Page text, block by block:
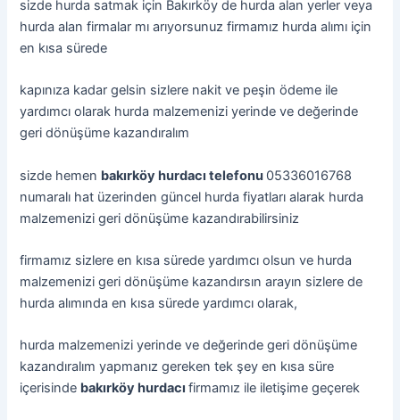
sizde hurda satmak için Bakırköy de hurda alan yerler veya
hurda alan firmalar mı arıyorsunuz firmamız hurda alımı için
en kısa sürede
kapınıza kadar gelsin sizlere nakit ve peşin ödeme ile
yardımcı olarak hurda malzemenizi yerinde ve değerinde
geri dönüşüme kazandıralım
sizde hemen bakırköy hurdacı telefonu 05336016768
numaralı hat üzerinden güncel hurda fiyatları alarak hurda
malzemenizi geri dönüşüme kazandırabilirsiniz
firmamız sizlere en kısa sürede yardımcı olsun ve hurda
malzemenizi geri dönüşüme kazandırsın arayın sizlere de
hurda alımında en kısa sürede yardımcı olarak,
hurda malzemenizi yerinde ve değerinde geri dönüşüme
kazandıralım yapmanız gereken tek şey en kısa süre
içerisinde bakırköy hurdacıfirmamız ile iletişime geçerek